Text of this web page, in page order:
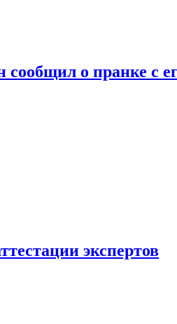
сообщил о пранке с
экспертов